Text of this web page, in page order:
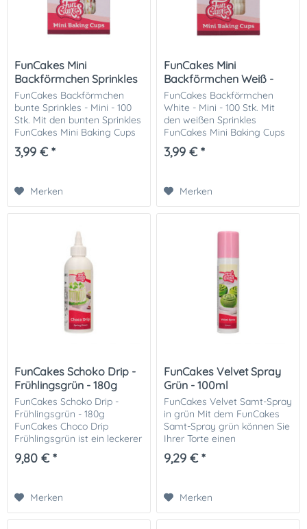
FunCakes Mini
Backförmchen Sprinkles
- 100 Stk
FunCakes Backförmchen
bunte Sprinkles - Mini - 100
Stk. Mit den bunten Sprinkles
FunCakes Mini Baking Cups
gelingen dir im
Handumdrehen
hochwertigen...
3,99 € *
Merken
FunCakes Mini
Backförmchen Weiß -
100 Stk
FunCakes Backförmchen
White - Mini - 100 Stk. Mit
den weißen Sprinkles
FunCakes Mini Baking Cups
gelingen dir im
Handumdrehen
hochwertigen
Backförmchen...
3,99 € *
Merken
FunCakes Schoko Drip -
Frühlingsgrün - 180g
FunCakes Schoko Drip -
Frühlingsgrün - 180g
FunCakes Choco Drip
Frühlingsgrün ist ein leckerer
Drip mit
Schokoladengeschmack und
zur Kommunion,...
9,80 € *
Merken
FunCakes Velvet Spray
Grün - 100ml
FunCakes Velvet Samt-Spray
in grün Mit dem FunCakes
Samt-Spray grün können Sie
Ihrer Torte einen
wunderschönen grünen
Samt-Effekt verleihen! So
9,29 € *
Merken